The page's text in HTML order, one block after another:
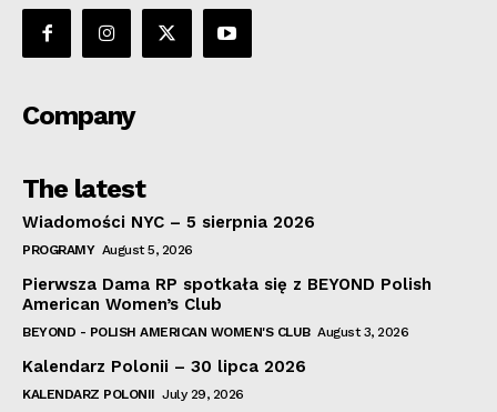
Company
The latest
Wiadomości NYC – 5 sierpnia 2026
PROGRAMY August 5, 2026
Pierwsza Dama RP spotkała się z BEYOND Polish
American Women’s Club
BEYOND - POLISH AMERICAN WOMEN'S CLUB August 3, 2026
Kalendarz Polonii – 30 lipca 2026
KALENDARZ POLONII July 29, 2026